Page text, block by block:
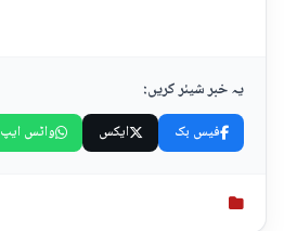
یہ خبر شیئر کریں:
فیس بک ایکس واٹس ایپ